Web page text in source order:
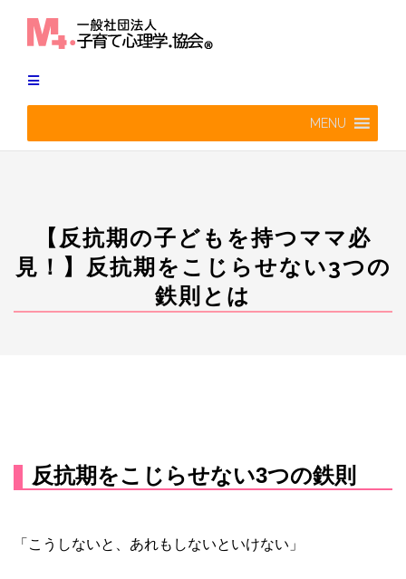
MENU
【反抗期の子どもを持つママ必
見！】反抗期をこじらせない3つの
鉄則とは
反抗期をこじらせない3つの鉄則
「こうしないと、あれもしないといけない」